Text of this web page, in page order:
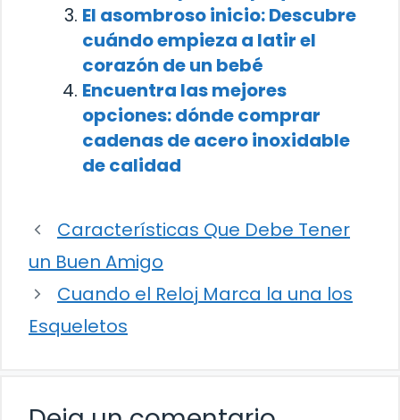
El asombroso inicio: Descubre
cuándo empieza a latir el
corazón de un bebé
Encuentra las mejores
opciones: dónde comprar
cadenas de acero inoxidable
de calidad
Características Que Debe Tener
un Buen Amigo
Cuando el Reloj Marca la una los
Esqueletos